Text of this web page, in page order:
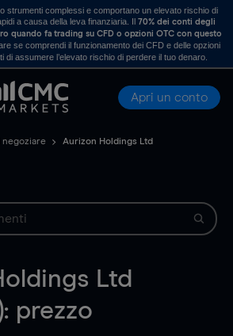
strumenti complessi e comportano un elevato rischio di
a causa della leva finanziaria. Il70% dei conti degli
quando fa trading su CFD o opzioni OTC con questo
se comprendi il funzionamento dei CFD e delle opzioni
di assumere l’elevato rischio di perdere il tuo denaro.
Apri un conto
negoziare Aurizon Holdings Ltd
Ltd
prezzo